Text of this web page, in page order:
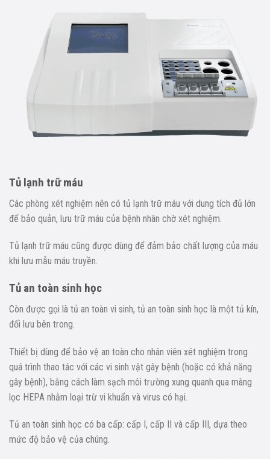
Tủ lạnh trữ máu
Các phòng xét nghiệm nên có tủ lạnh trữ máu với dung tích đủ lớn
để bảo quản, lưu trữ máu của bệnh nhân chờ xét nghiệm.
Tủ lạnh trữ máu cũng được dùng để đảm bảo chất lượng của máu
khi lưu mẫu máu truyền.
Tủ an toàn sinh học
Còn được gọi là tủ an toàn vi sinh, tủ an toàn sinh học là một tủ kín,
đối lưu bên trong.
Thiết bị dùng để bảo vệ an toàn cho nhân viên xét nghiệm trong
quá trình thao tác với các vi sinh vật gây bệnh (hoặc có khả năng
gây bệnh), bằng cách làm sạch môi trường xung quanh qua màng
lọc HEPA nhằm loại trừ vi khuẩn và virus có hại.
Tủ an toàn sinh học có ba cấp: cấp I, cấp II và cấp III, dựa theo
mức độ bảo vệ của chúng.